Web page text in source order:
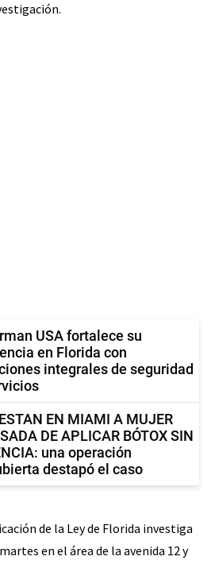
USA fortalece su
en Florida con
integrales de seguridad
EN MIAMI A MUJER
DE APLICAR BÓTOX SIN
una operación
destapó el caso
de la Ley de Florida investiga
en el área de la avenida 12 y